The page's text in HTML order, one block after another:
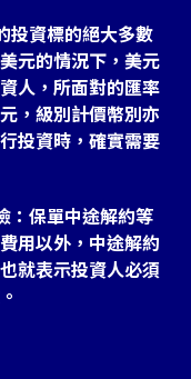
投資標的絕大多數
元的情況下，美元
人，所面對的匯率
，級別計價幣別亦
投資時，確實需要
：保單中途解約等
用以外，中途解約
就表示投資人必須